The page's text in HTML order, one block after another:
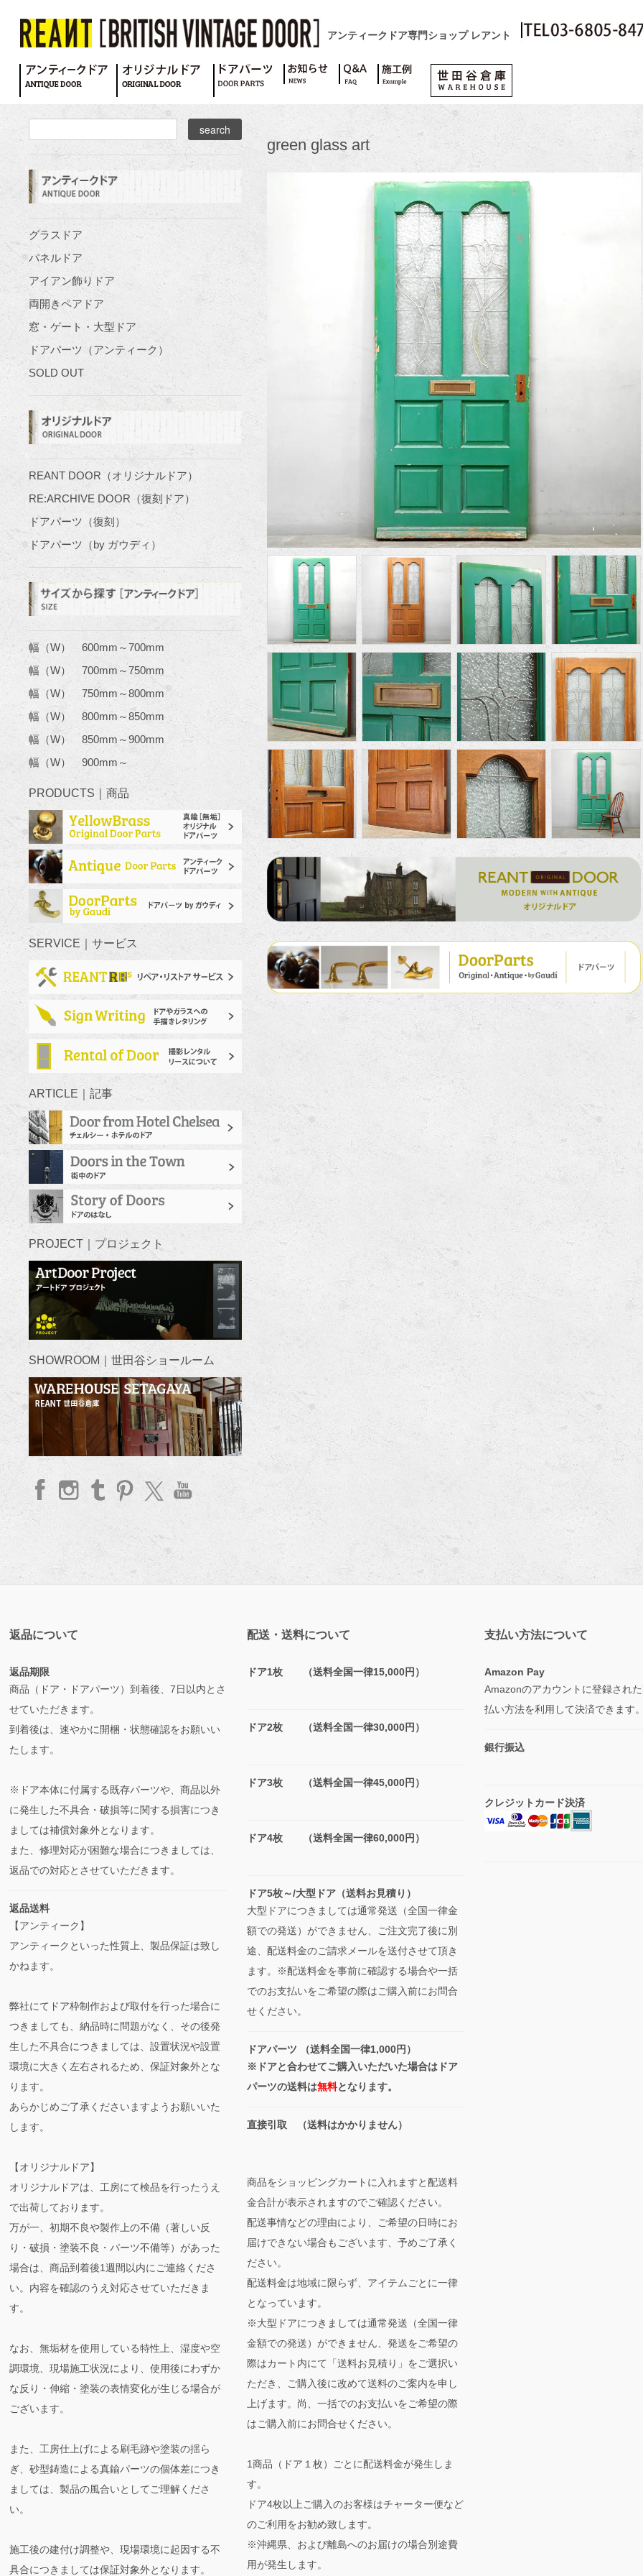
アンティークドア専門ショップ レアント
green glass art
グラスドア
パネルドア
アイアン飾りドア
両開きペアドア
窓・ゲート・大型ドア
ドアパーツ（アンティーク）
SOLD OUT
REANT DOOR（オリジナルドア）
RE:ARCHIVE DOOR（復刻ドア）
ドアパーツ（復刻）
ドアパーツ（by ガウディ）
幅（W） 600mm～700mm
幅（W） 700mm～750mm
幅（W） 750mm～800mm
幅（W） 800mm～850mm
幅（W） 850mm～900mm
幅（W） 900mm～
PRODUCTS｜商品
SERVICE｜サービス
ARTICLE｜記事
PROJECT｜プロジェクト
SHOWROOM｜世田谷ショールーム
faceb
rest
twitte
ube
返品について
返品期限
商品（ドア・ドアパーツ）到着後、7日以内とさ
せていただきます。
到着後は、速やかに開梱・状態確認をお願いい
たします。
※ドア本体に付属する既存パーツや、商品以外
に発生した不具合・破損等に関する損害につき
ましては補償対象外となります。
また、修理対応が困難な場合につきましては、
返品での対応とさせていただきます。
返品送料
【アンティーク】
アンティークといった性質上、製品保証は致し
かねます。
弊社にてドア枠制作および取付を行った場合に
つきましても、納品時に問題がなく、その後発
生した不具合につきましては、設置状況や設置
環境に大きく左右されるため、保証対象外とな
ります。
あらかじめご了承くださいますようお願いいた
します。
【オリジナルドア】
オリジナルドアは、工房にて検品を行ったうえ
で出荷しております。
万が一、初期不良や製作上の不備（著しい反
り・破損・塗装不良・パーツ不備等）があった
場合は、商品到着後1週間以内にご連絡くださ
い。内容を確認のうえ対応させていただきま
す。
なお、無垢材を使用している特性上、湿度や空
調環境、現場施工状況により、使用後にわずか
な反り・伸縮・塗装の表情変化が生じる場合が
ございます。
また、工房仕上げによる刷毛跡や塗装の揺ら
ぎ、砂型鋳造による真鍮パーツの個体差につき
ましては、製品の風合いとしてご理解くださ
い。
施工後の建付け調整や、現場環境に起因する不
具合につきましては保証対象外となります。
配送・送料について
ドア1枚 （送料全国一律15,000円）
ドア2枚 （送料全国一律30,000円）
ドア3枚 （送料全国一律45,000円）
ドア4枚 （送料全国一律60,000円）
ドア5枚～/大型ドア（送料お見積り）
大型ドアにつきましては通常発送（全国一律金
額での発送）ができません、ご注文完了後に別
途、配送料金のご請求メールを送付させて頂き
ます。※配送料金を事前に確認する場合や一括
でのお支払いをご希望の際はご購入前にお問合
せください。
ドアパーツ （送料全国一律1,000円）
※ドアと合わせてご購入いただいた場合はドア
パーツの送料は無料となります。
直接引取 （送料はかかりません）
商品をショッピングカートに入れますと配送料
金合計が表示されますのでご確認ください。
配送事情などの理由により、ご希望の日時にお
届けできない場合もございます、予めご了承く
ださい。
配送料金は地域に限らず、アイテムごとに一律
となっています。
※大型ドアにつきましては通常発送（全国一律
金額での発送）ができません、発送をご希望の
際はカート内にて「送料お見積り」をご選択い
ただき、ご購入後に改めて送料のご案内を申し
上げます。尚、一括でのお支払いをご希望の際
はご購入前にお問合せください。
1商品（ドア１枚）ごとに配送料金が発生しま
す。
ドア4枚以上ご購入のお客様はチャーター便など
のご利用をお勧め致します。
※沖縄県、および離島へのお届けの場合別途費
用が発生します。
支払い方法について
Amazon Pay
Amazonのアカウントに登録され
払い方法を利用して決済できます。
銀行振込
クレジットカード決済